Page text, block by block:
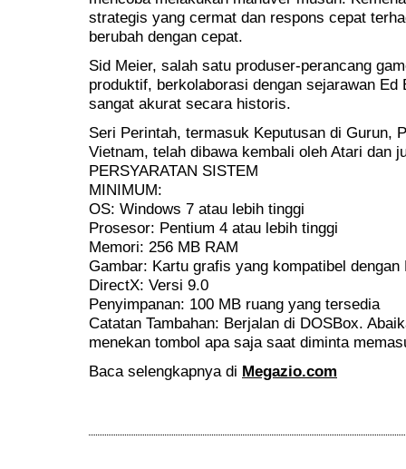
strategis yang cermat dan respons cepat
berubah dengan cepat.
Sid Meier, salah satu produser-perancang
produktif, berkolaborasi dengan sejarawan
sangat akurat secara historis.
Seri Perintah, termasuk Keputusan di Gurun,
Vietnam, telah dibawa kembali oleh Atari dan
PERSYARATAN SISTEM
MINIMUM:
OS: Windows 7 atau lebih tinggi
Prosesor: Pentium 4 atau lebih tinggi
Memori: 256 MB RAM
Gambar: Kartu grafis yang kompatibel dengan
DirectX: Versi 9.0
Penyimpanan: 100 MB ruang yang tersedia
Catatan Tambahan: Berjalan di DOSBox.
menekan tombol apa saja saat diminta
Baca selengkapnya di Megazio.com